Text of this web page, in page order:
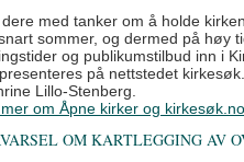
med tanker om å holde
sommer, og dermed på høy
og publikumstilbud inn i
på nettstedet
Lillo-Stenberg.
om Åpne kirker og kirkesøk.no
OM KARTLEGGING AV